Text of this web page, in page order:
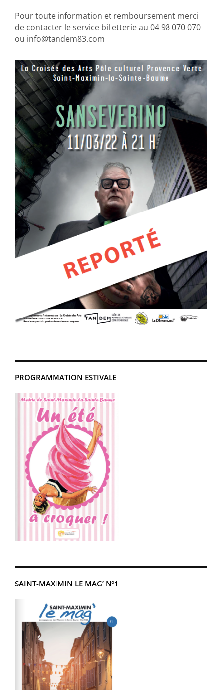
PROGRAMMATION ESTIVALE
SAINT-MAXIMIN LE MAG’ N°1
Pour toute information et remboursement merci
de contacter le service billetterie au 04 98 070 070
ou info@tandem83.com